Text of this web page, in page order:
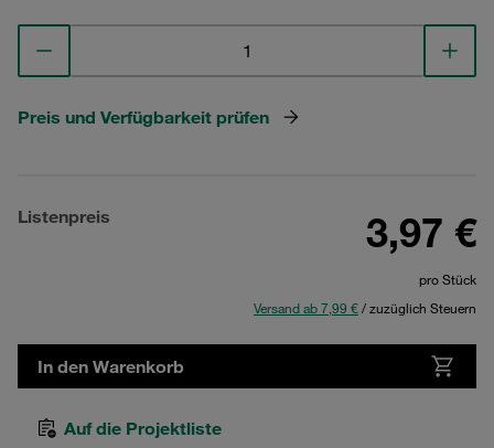
Preis und Verfügbarkeit prüfen
Listenpreis 3,97 €
pro Stück
Versand ab 7,99 €/ zuzüglich Steuern
In den Warenkorb
Auf die Projektliste